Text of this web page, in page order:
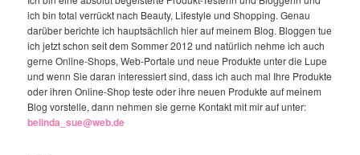
ich bin total verrückt nach Beauty, Lifestyle und Shopping. Genau
darüber berichte ich hauptsächlich hier auf meinem Blog. Bloggen tue
ich jetzt schon seit dem Sommer 2012 und natürlich nehme ich auch
gerne Online-Shops, Web-Portale und neue Produkte unter die Lupe
und wenn Sie daran interessiert sind, dass ich auch mal Ihre Produkte
oder ihren Online-Shop teste oder ihre neuen Produkte auf meinem
Blog vorstelle, dann nehmen sie gerne Kontakt mit mir auf unter:
belinda_sue@web.de